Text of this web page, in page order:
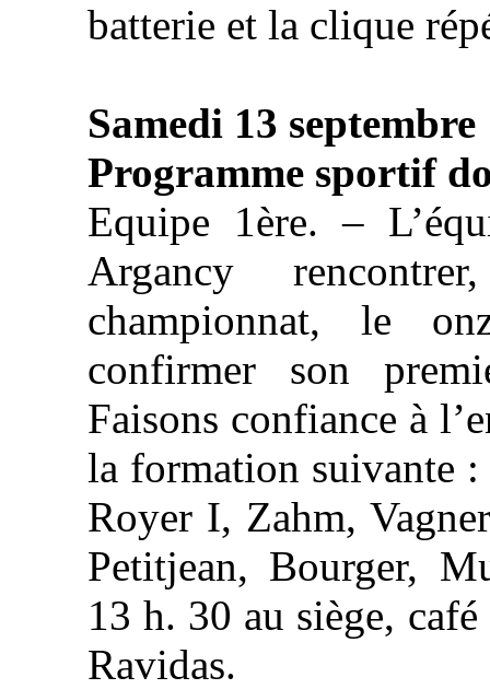
batterie et la clique
Samedi 13 septembre
Programme sportif
Equipe 1ère. –
Argancy
championnat, le
confirmer son
Faisons confiance à
la formation suivante
Royer I, Zahm,
Petitjean, Bourger,
13 h. 30 au siège,
Ravidas.